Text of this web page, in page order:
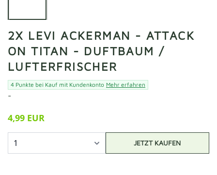
2X LEVI ACKERMAN - ATTACK
ON TITAN - DUFTBAUM /
LUFTERFRISCHER
4 Punkte bei Kauf mit Kundenkonto Mehr erfahren
-
4,99 EUR
JETZT KAUFEN